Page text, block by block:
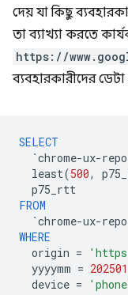
দেয় যা কিছু
তা ব্যাখ্যা করতে
https://
ব্যবহারকারীদের
SELECT
`chrome-ux-
least(500,
p75_rtt
FROM
`chrome-ux-
WHERE
origin =
yyyymm = 202501
device =